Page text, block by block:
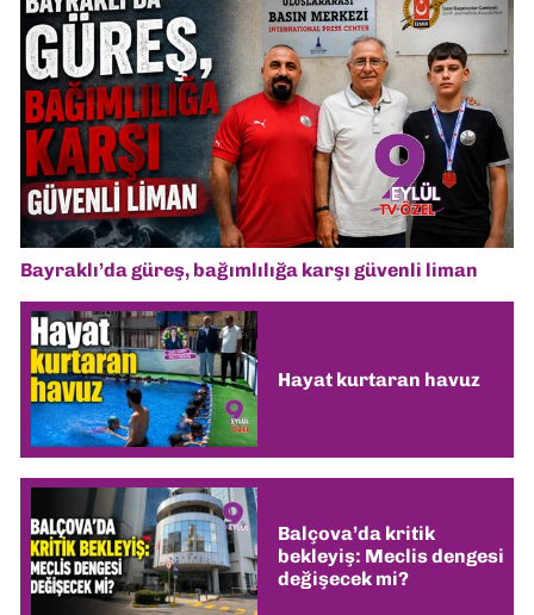
Bayraklı’da güreş, bağımlılığa karşı güvenli liman
Hayat kurtaran havuz
Balçova’da kritik
bekleyiş: Meclis dengesi
değişecek mi?